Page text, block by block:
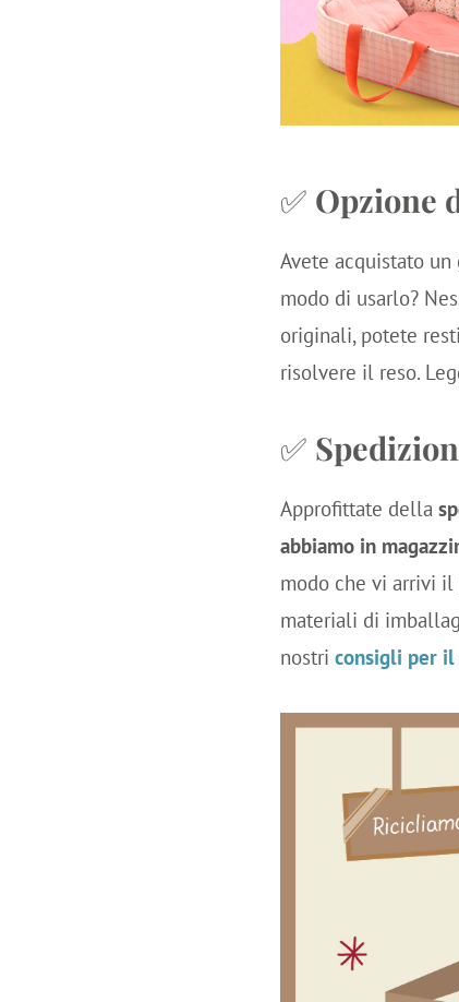
✅ Opzione
Avete acquistato
modo di usarlo?
originali, potete
risolvere il reso.
✅
Approfittate della
abbiamo in
modo che vi arrivi
materiali di
nostri consigli per